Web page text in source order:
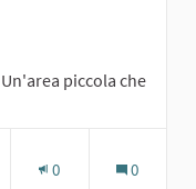
piccola che
0 0